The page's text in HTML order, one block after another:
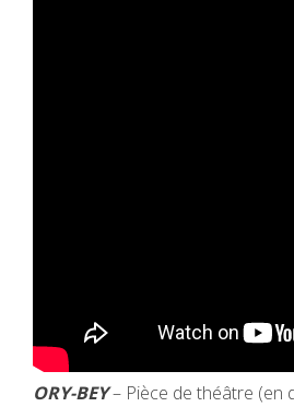
ORY-BEY– Pièce de théâtre (en